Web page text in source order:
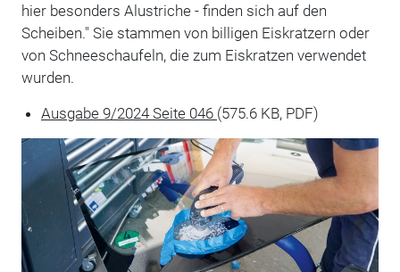
hier besonders Alustriche - finden sich auf den
Scheiben." Sie stammen von billigen Eiskratzern oder
von Schneeschaufeln, die zum Eiskratzen verwendet
wurden.
Ausgabe 9/2024 Seite 046 (575.6 KB, PDF)